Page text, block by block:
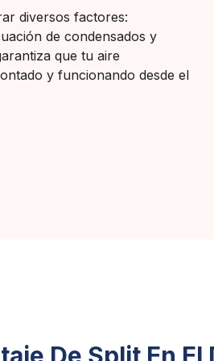
diversos factores:
de condensados y
que tu aire
y funcionando desde el